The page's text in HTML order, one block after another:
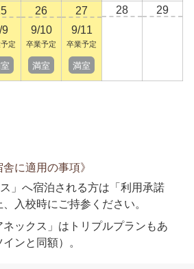
9
定
26
9/10
卒業予定
満室
27
9/11
卒業予定
満室
28 29
に適用の事項》
ス」へ宿泊される方は「利用承諾
入校時にご持参ください。
ネックス」はトリプルプランもあ
ンと同額）。